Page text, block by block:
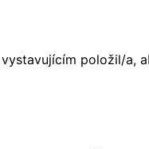
položil/a,